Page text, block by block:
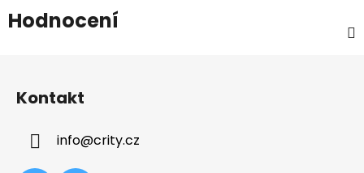
Hodnocení
Kontakt
info@crity.cz